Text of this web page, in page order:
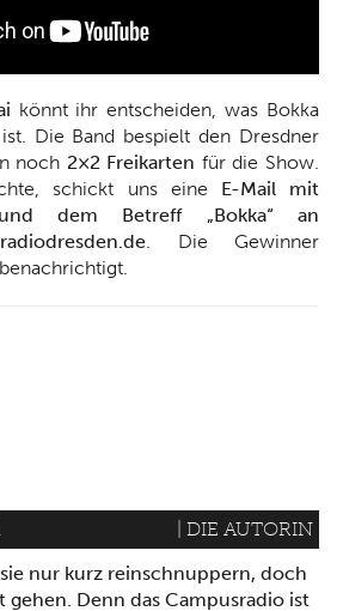
könnt ihr entscheiden, was Bokka
Die Band bespielt den Dresdner
noch 2×2 Freikarten für die Show.
schickt uns eine E-Mail mit
dem Betreff „Bokka“ an
. Die Gewinner
| DIE AUTORIN
nur kurz reinschnuppern, doch
gehen. Denn das Campusradio ist